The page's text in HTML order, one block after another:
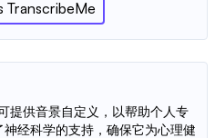
TranscribeMe
提供音景自定义，以帮助个人专
经科学的支持，确保它为心理健